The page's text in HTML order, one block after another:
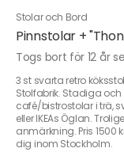
Stolar och Bord
Pinnstolar +
Togs bort för 12 år
3 st svarta retro
Stolfabrik. Stadiga och
café/bistrostolar i trä,
eller IKEAs Öglan.
anmärkning. Pris 1500
dig inom Stockholm.